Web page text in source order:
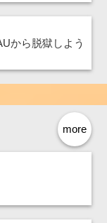
から脱獄しよう
more